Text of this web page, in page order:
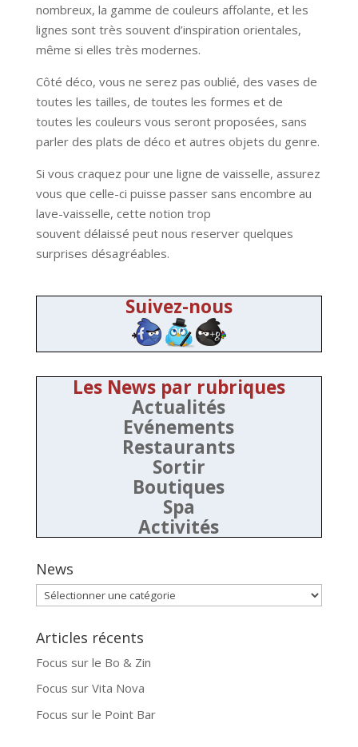
nombreux, la gamme de couleurs affolante, et les
lignes sont très souvent d’inspiration orientales,
même si elles très modernes.
Côté déco, vous ne serez pas oublié, des vases de
toutes les tailles, de toutes les formes et de
toutes les couleurs vous seront proposées, sans
parler des plats de déco et autres objets du genre.
Si vous craquez pour une ligne de vaisselle, assurez
vous que celle-ci puisse passer sans encombre au
lave-vaisselle, cette notion trop
souvent délaissé peut nous reserver quelques
surprises désagréables.
Suivez-nous
Les News par rubriques
Actualités
Evénements
Restaurants
Sortir
Boutiques
Spa
Activités
News
News
Articles récents
Focus sur le Bo & Zin
Focus sur Vita Nova
Focus sur le Point Bar